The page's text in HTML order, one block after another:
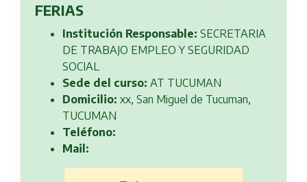
FERIAS
Institución Responsable: SECRETARIA
DE TRABAJO EMPLEO Y SEGURIDAD
SOCIAL
Sede del curso: AT TUCUMAN
Domicilio: xx, San Miguel de Tucuman,
TUCUMAN
Teléfono:
Mail: